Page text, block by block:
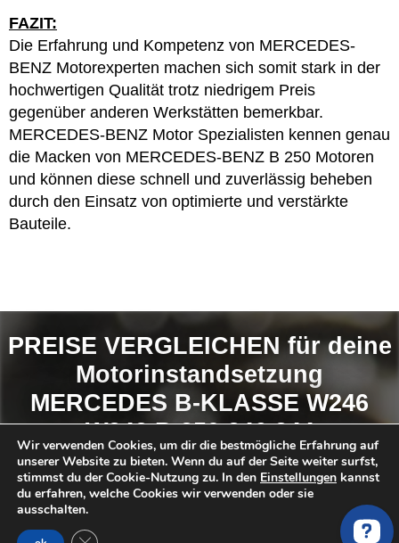
FAZIT:
Die Erfahrung und Kompetenz von MERCEDES-
BENZ Motorexperten machen sich somit stark in der
hochwertigen Qualität trotz niedrigem Preis
gegenüber anderen Werkstätten bemerkbar.
MERCEDES-BENZ Motor Spezialisten kennen genau
die Macken von MERCEDES-BENZ B 250 Motoren
und können diese schnell und zuverlässig beheben
durch den Einsatz von optimierte und verstärkte
Bauteile.
PREISE VERGLEICHEN für deine
Motorinstandsetzung
MERCEDES B-KLASSE W246
W242 B 250 246.244
So findest du dasBESTE ANGEBOT:
Anfrage Stellen
Wir verwenden Cookies, um dir die bestmögliche Erfahrung auf
unserer Website zu bieten. Wenn du auf der Seite weiter surfst,
stimmst du der Cookie-Nutzung zu. In den Einstellungen kannst
du erfahren, welche Cookies wir verwenden oder sie
ausschalten.
GDPR Cookie-Banner schließen